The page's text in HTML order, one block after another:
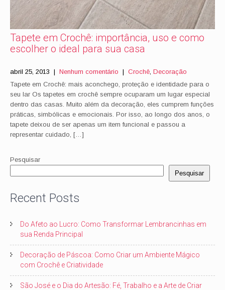
Tapete em Crochê: importância, uso e como
escolher o ideal para sua casa
abril 25, 2013 | Nenhum comentário | Crochê Decoração
Tapete em Crochê: mais aconchego, proteção e identidade para o
seu lar Os tapetes em crochê sempre ocuparam um lugar especial
dentro das casas. Muito além da decoração, eles cumprem funções
práticas, simbólicas e emocionais. Por isso, ao longo dos anos, o
tapete deixou de ser apenas um item funcional e passou a
representar cuidado, […]
Pesquisar
Pesquisar
Recent Posts
Do Afeto ao Lucro: Como Transformar Lembrancinhas em
sua Renda Principal
Decoração de Páscoa: Como Criar um Ambiente Mágico
com Crochê e Criatividade
São José e o Dia do Artesão: Fé, Trabalho e a Arte de Criar